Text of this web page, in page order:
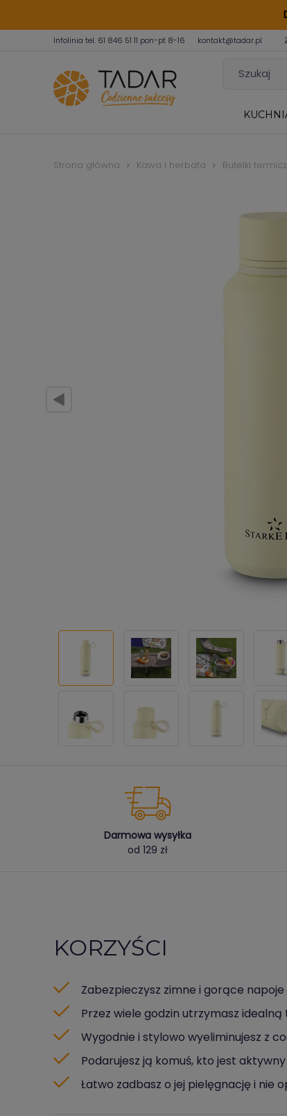
Infolinia tel. 61 846 51 11 pon-pt 8-16 kontakt@tadar.pl
Strona główna Kawa i herbata Butelki
Darmowa wysyłka
od 129 zł
KORZYŚCI
Zabezpieczysz zimne i gorące
Przez wiele godzin utrzymasz
Wygodnie i stylowo wyeliminujesz z
Podarujesz ją komuś, kto jest
Łatwo zadbasz o jej pielęgnację i nie